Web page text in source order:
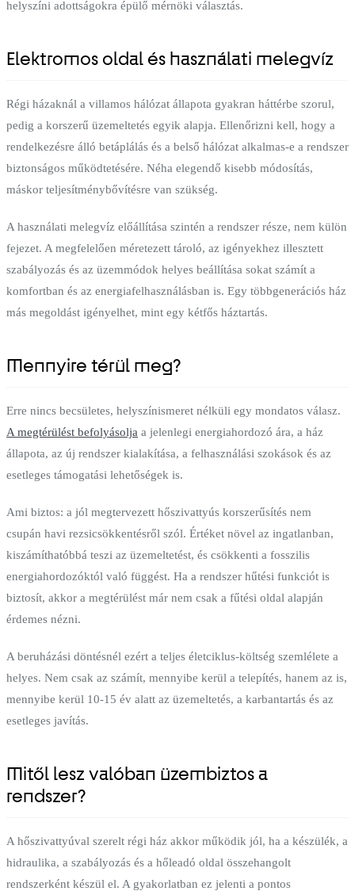
helyszíni adottságokra épülő mérnöki választás.
Elektromos oldal és használati melegvíz
Régi házaknál a villamos hálózat állapota gyakran háttérbe szorul,
pedig a korszerű üzemeltetés egyik alapja. Ellenőrizni kell, hogy a
rendelkezésre álló betáplálás és a belső hálózat alkalmas-e a rendszer
biztonságos működtetésére. Néha elegendő kisebb módosítás,
máskor teljesítménybővítésre van szükség.
A használati melegvíz előállítása szintén a rendszer része, nem külön
fejezet. A megfelelően méretezett tároló, az igényekhez illesztett
szabályozás és az üzemmódok helyes beállítása sokat számít a
komfortban és az energiafelhasználásban is. Egy többgenerációs ház
más megoldást igényelhet, mint egy kétfős háztartás.
Mennyire térül meg?
Erre nincs becsületes, helyszínismeret nélküli egy mondatos válasz.
A megtérülést befolyásolja a jelenlegi energiahordozó ára, a ház
állapota, az új rendszer kialakítása, a felhasználási szokások és az
esetleges támogatási lehetőségek is.
Ami biztos: a jól megtervezett hőszivattyús korszerűsítés nem
csupán havi rezsicsökkentésről szól. Értéket növel az ingatlanban,
kiszámíthatóbbá teszi az üzemeltetést, és csökkenti a fosszilis
energiahordozóktól való függést. Ha a rendszer hűtési funkciót is
biztosít, akkor a megtérülést már nem csak a fűtési oldal alapján
érdemes nézni.
A beruházási döntésnél ezért a teljes életciklus-költség szemlélete a
helyes. Nem csak az számít, mennyibe kerül a telepítés, hanem az is,
mennyibe kerül 10-15 év alatt az üzemeltetés, a karbantartás és az
esetleges javítás.
Mitől lesz valóban üzembiztos a
rendszer?
A hőszivattyúval szerelt régi ház akkor működik jól, ha a készülék, a
hidraulika, a szabályozás és a hőleadó oldal összehangolt
rendszerként készül el. A gyakorlatban ez jelenti a pontos